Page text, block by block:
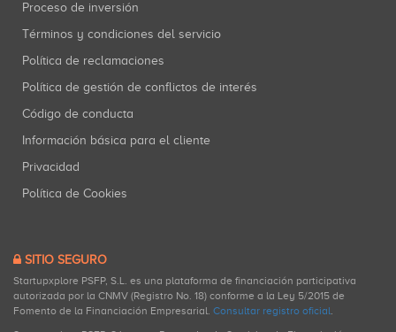
Proceso de inversión
Términos y condiciones del servicio
Política de reclamaciones
Política de gestión de conflictos de interés
Código de conducta
Información básica para el cliente
Privacidad
Política de Cookies
SITIO SEGURO
Startupxplore PSFP, S.L. es una plataforma de financiación participativa
autorizada por la CNMV (Registro No. 18) conforme a la Ley 5/2015 de
Fomento de la Financiación Empresarial. Consultar registro oficial.